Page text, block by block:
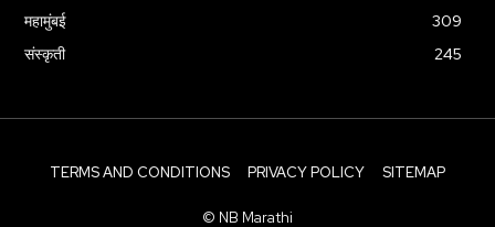
महामुंबई
309
संस्कृती
245
TERMS AND CONDITIONS PRIVACY POLICY SITEMAP
© NB Marathi